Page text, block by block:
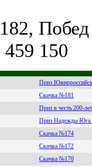
150
Приз
Скачка №181
Приз в честь 200-
Приз Надежды Юга
Скачка №174
Скачка №172
Скачка №170